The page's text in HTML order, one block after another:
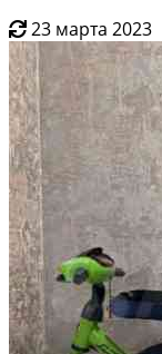
23 марта 2023